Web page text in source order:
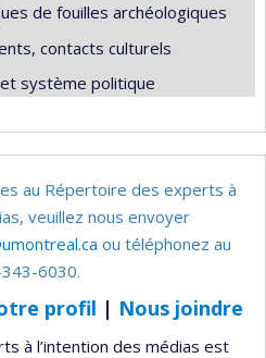
de fouilles archéologiques
contacts culturels
système politique
au Répertoire des experts à
veuillez nous envoyer
ou téléphonez au
6030.
profil | Nous joindre
à l’intention des médias est